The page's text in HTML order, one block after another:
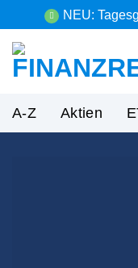
Inhalt
springen
NEU:
A-Z Aktien